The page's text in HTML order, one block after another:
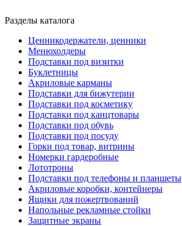
Разделы каталога
Ценникодержатели, ценники
Менюхолдеры
Подставки под визитки
Буклетницы
Акриловые карманы
Подставки для бижутерии
Подставки под косметику
Подставки под канцтовары
Подставки под обувь
Подставки под посуду
Горки под товар, витрины
Номерки гардеробные
Лототроны
Подставки под телефоны и планшеты
Акриловые коробки, контейнеры
Ящики для пожертвований
Напольные рекламные стойки
Защитные экраны